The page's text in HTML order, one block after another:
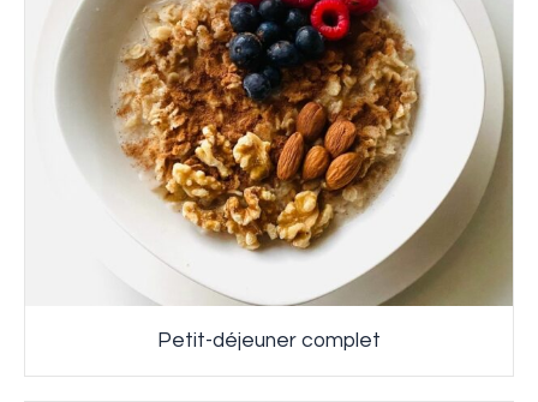
Petit-déjeuner complet